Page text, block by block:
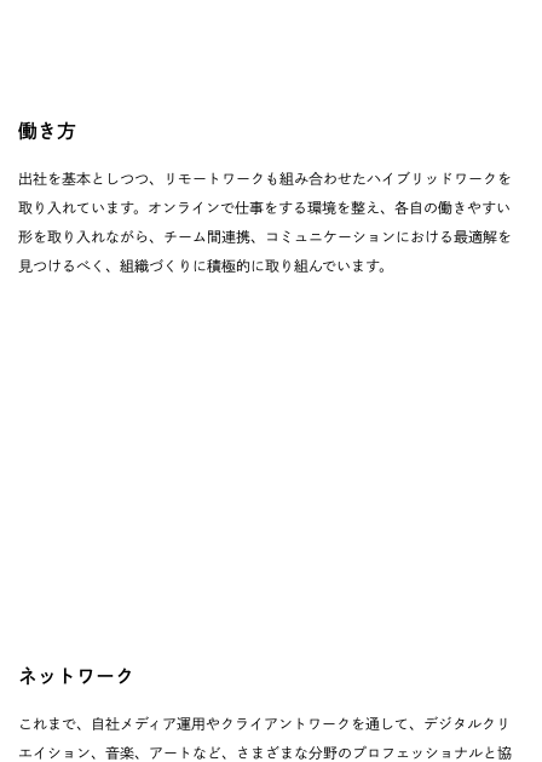
働き方
出社を基本としつつ、リモートワークも組み合わせたハイブリッドワークを
取り入れています。オンラインで仕事をする環境を整え、各自の働きやすい
形を取り入れながら、チーム間連携、コミュニケーションにおける最適解を
見つけるべく、組織づくりに積極的に取り組んでいます。
ネットワーク
これまで、自社メディア運用やクライアントワークを通して、デジタルクリ
エイション、音楽、アートなど、さまざまな分野のプロフェッショナルと協